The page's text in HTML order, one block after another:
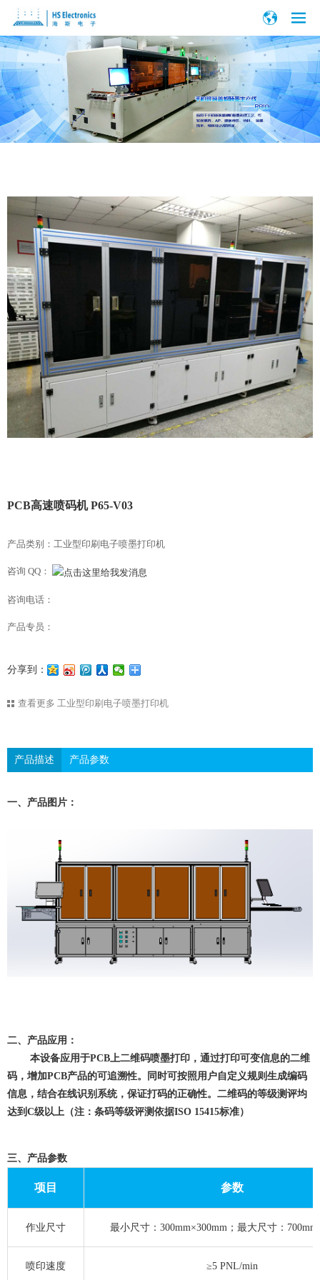
PCB高速喷码机 P65-V03
产品类别：工业型印刷电子喷墨打印机
咨询 QQ：
咨询电话：
产品专员：
分享到：
查看更多 工业型印刷电子喷墨打印机
产品描述 产品参数
一、产品图片：
二、产品应用：
本设备应用于PCB上二维码喷墨打印，通过打印可变信息的二维
码，增加PCB产品的可追溯性。同时可按照用户自定义规则生成编码
信息，结合在线识别系统，保证打码的正确性。二维码的等级测评均
达到C级以上（注：条码等级评测依据ISO 15415标准）
三、产品参数
项目 参数
作业尺寸 最小尺寸：300mm×300mm；最大尺寸：
喷印速度 ≥5 PNL/min